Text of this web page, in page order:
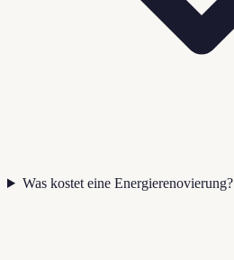
Was kostet eine Energierenovierung?